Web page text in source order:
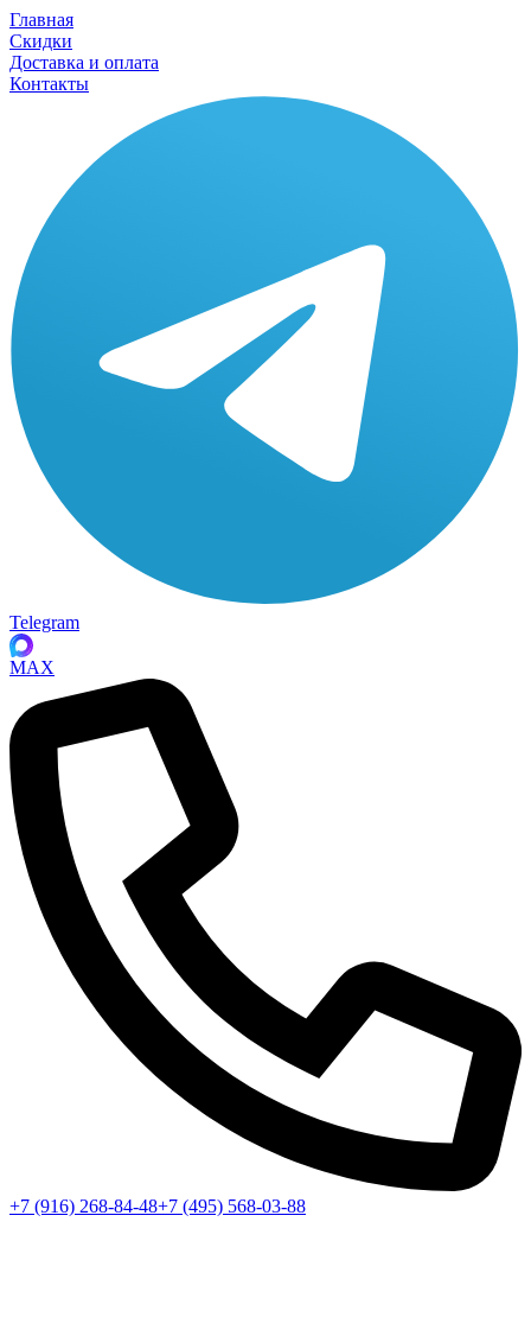
Главная
Скидки
Доставка и оплата
Контакты
Telegram
MAX
+7 (916) 268-84-48+7 (495) 568-03-88